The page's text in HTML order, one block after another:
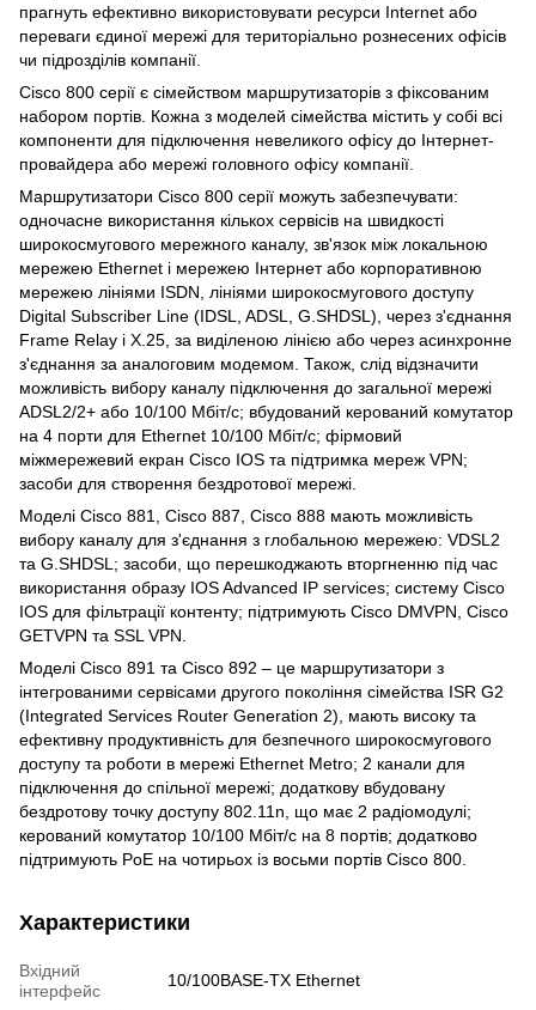
прагнуть ефективно використовувати ресурси Internet або
переваги єдиної мережі для територіально рознесених офісів
чи підрозділів компанії.
Cisco 800 серії є сімейством маршрутизаторів з фіксованим
набором портів. Кожна з моделей сімейства містить у собі всі
компоненти для підключення невеликого офісу до Інтернет-
провайдера або мережі головного офісу компанії.
Маршрутизатори Cisco 800 серії можуть забезпечувати:
одночасне використання кількох сервісів на швидкості
широкосмугового мережного каналу, зв'язок між локальною
мережею Ethernet і мережею Інтернет або корпоративною
мережею лініями ISDN, лініями широкосмугового доступу
Digital Subscriber Line (IDSL, ADSL, G.SHDSL), через з'єднання
Frame Relay і X.25, за виділеною лінією або через асинхронне
з'єднання за аналоговим модемом. Також, слід відзначити
можливість вибору каналу підключення до загальної мережі
ADSL2/2+ або 10/100 Мбіт/с; вбудований керований комутатор
на 4 порти для Ethernet 10/100 Мбіт/с; фірмовий
міжмережевий екран Cisco IOS та підтримка мереж VPN;
засоби для створення бездротової мережі.
Моделі Cisco 881, Cisco 887, Cisco 888 мають можливість
вибору каналу для з'єднання з глобальною мережею: VDSL2
та G.SHDSL; засоби, що перешкоджають вторгненню під час
використання образу IOS Advanced IP services; систему Cisco
IOS для фільтрації контенту; підтримують Cisco DMVPN, Cisco
GETVPN та SSL VPN.
Моделі Cisco 891 та Cisco 892 – це маршрутизатори з
інтегрованими сервісами другого покоління сімейства ISR G2
(Integrated Services Router Generation 2), мають високу та
ефективну продуктивність для безпечного широкосмугового
доступу та роботи в мережі Ethernet Metro; 2 канали для
підключення до спільної мережі; додаткову вбудовану
бездротову точку доступу 802.11n, що має 2 радіомодулі;
керований комутатор 10/100 Мбіт/с на 8 портів; додатково
підтримують PoE на чотирьох із восьми портів Cisco 800.
Характеристики
Вхідний
інтерфейс
10/100BASE-TX Ethernet